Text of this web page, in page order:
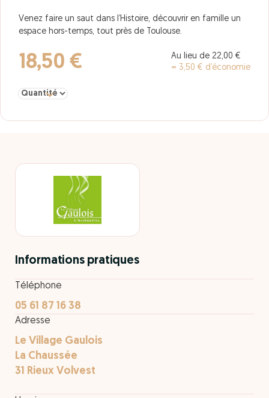
Venez faire un saut dans l’Histoire, découvrir en famille un
espace hors-temps, tout près de Toulouse.
18,50 €
Au lieu de 22,00 €
= 3,50 € d’économie
Sélectionner la quantité pour Adulte à partir de 15 ans
Informations pratiques
Téléphone
05 61 87 16 38
Adresse
Le Village Gaulois
La Chaussée
31 Rieux Volvest